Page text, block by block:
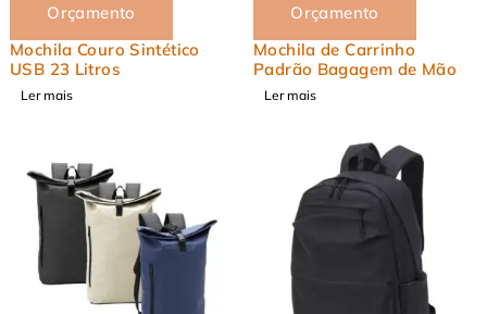
Orçamento
Mochila Couro Sintético
USB 23 Litros
Ler mais
Orçamento
Mochila de Carrinho
Padrão Bagagem de Mão
Ler mais